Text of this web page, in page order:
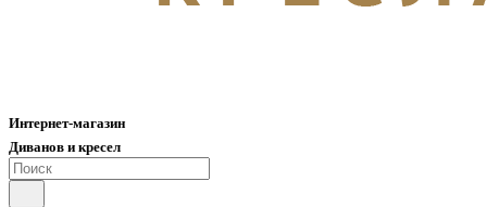
Интернет-магазин
Диванов и кресел